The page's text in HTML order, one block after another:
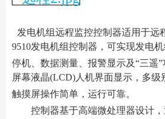
发电机组远程监控控制器适用于远
9510发电机组控制器，可实现发电
停机、数据测量、报警显示及“三遥
屏幕液晶(LCD)人机界面显示，多级
触摸屏操作简单，运行可靠。
控制器基于高端微处理器设计，